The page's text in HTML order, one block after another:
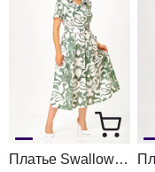
Платье Swallow 844-13 молочный+мятные разводы